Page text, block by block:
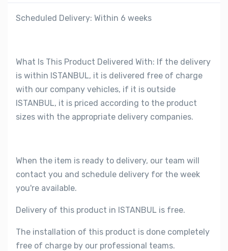
Scheduled Delivery: Within 6 weeks
What Is This Product Delivered With: If the delivery
is within ISTANBUL, it is delivered free of charge
with our company vehicles, if it is outside
ISTANBUL, it is priced according to the product
sizes with the appropriate delivery companies.
When the item is ready to delivery, our team will
contact you and schedule delivery for the week
you're available.
Delivery of this product in ISTANBUL is free.
The installation of this product is done completely
free of charge by our professional teams.